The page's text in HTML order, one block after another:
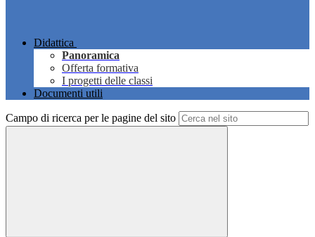
Didattica
Panoramica
Offerta formativa
I progetti delle classi
Documenti utili
Campo di ricerca per le pagine del sito